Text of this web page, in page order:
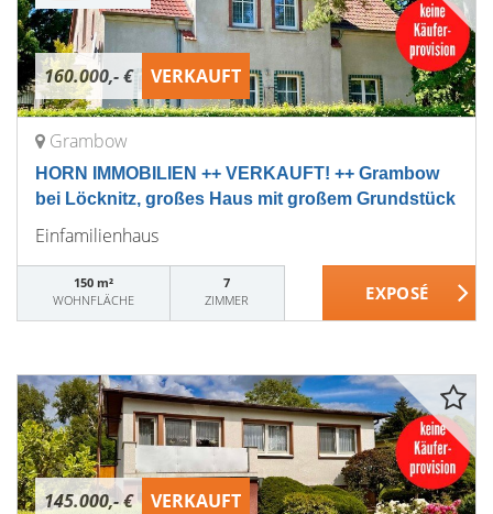
160.000,- € VERKAUFT
Grambow
HORN IMMOBILIEN ++ VERKAUFT! ++ Grambow
bei Löcknitz, großes Haus mit großem Grundstück
Einfamilienhaus
150 m²
WOHNFLÄCHE
7
ZIMMER
145.000,- € VERKAUFT